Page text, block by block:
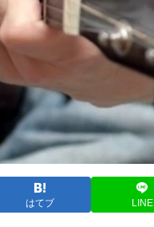
はてブ LINE